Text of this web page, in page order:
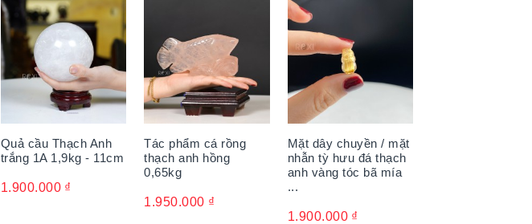
Quả cầu Thạch Anh
trắng 1A 1,9kg - 11cm
1.900.000 ₫
Tác phẩm cá rồng
thạch anh hồng
0,65kg
1.950.000 ₫
Mặt dây chuyền / mặt
nhẫn tỳ hưu đá thạch
anh vàng tóc bã mía
...
1.900.000 ₫